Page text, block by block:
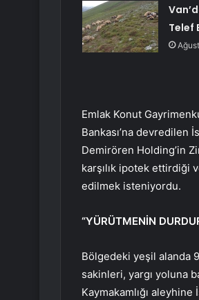
Telef
Emlak Konut
Bankası’na devredilen
Demirören Holding’in
karşılık ipotek ettirdiği
edilmek isteniyordu.
“YÜRÜTMENİN
Bölgedeki yeşil alanda
sakinleri, yargı yoluna
Kaymakamlığı